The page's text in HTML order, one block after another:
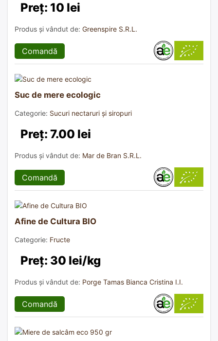
Preț: 10 lei
Produs și vândut de: Greenspire S.R.L.
Comandă
Suc de mere ecologic
Categorie: Sucuri nectaruri și siropuri
Preț: 7.00 lei
Produs și vândut de: Mar de Bran S.R.L.
Comandă
Afine de Cultura BIO
Categorie: Fructe
Preț: 30 lei/kg
Produs și vândut de: Porge Tamas Bianca Cristina I.I.
Comandă